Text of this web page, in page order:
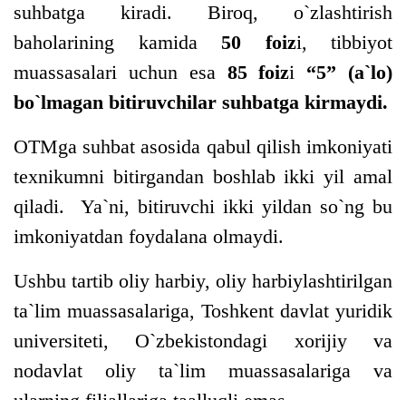
suhbatga kiradi. Biroq, o`zlashtirish
baholarining kamida 50 foizi, tibbiyot
muassasalari uchun esa 85 foizi “5” (a`lo)
bo`lmagan bitiruvchilar suhbatga kirmaydi.
OTMga suhbat asosida qabul qilish imkoniyati
texnikumni bitirgandan boshlab ikki yil amal
qiladi. Ya`ni, bitiruvchi ikki yildan so`ng bu
imkoniyatdan foydalana olmaydi.
Ushbu tartib oliy harbiy, oliy harbiylashtirilgan
ta`lim muassasalariga, Toshkent davlat yuridik
universiteti, O`zbekistondagi xorijiy va
nodavlat oliy ta`lim muassasalariga va